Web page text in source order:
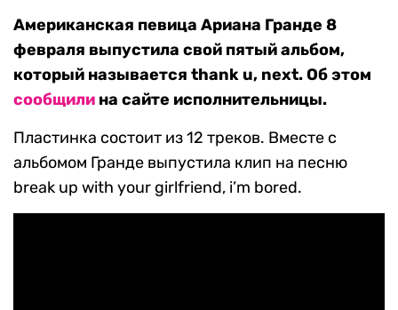
Американская певица Ариана Гранде 8
февраля выпустила свой пятый альбом,
который называется thank u, next. Об этом
сообщили на сайте исполнительницы.
Пластинка состоит из 12 треков. Вместе с
альбомом Гранде выпустила клип на песню
break up with your girlfriend, i’m bored.